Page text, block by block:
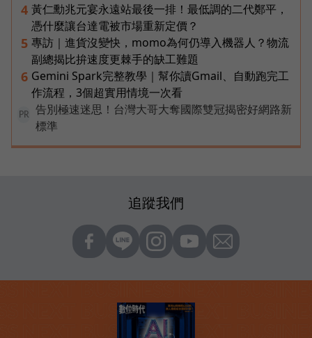
4 黃仁勳兆元宴永遠站最後一排！最低調的二代鄭平，
憑什麼讓台達電被市場重新定價？
5 專訪｜進貨沒變快，momo為何仍導入機器人？物流
副總揭比拚速度更棘手的缺工難題
6 Gemini Spark完整教學｜幫你讀Gmail、自動跑完工
作流程，3個超實用情境一次看
PR
告別極速迷思！台灣大哥大奪國際雙冠揭密好網路新
標準
追蹤我們